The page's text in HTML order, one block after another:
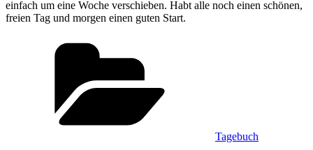
einfach um eine Woche verschieben. Habt alle noch einen schönen,
freien Tag und morgen einen guten Start.
Tagebuch